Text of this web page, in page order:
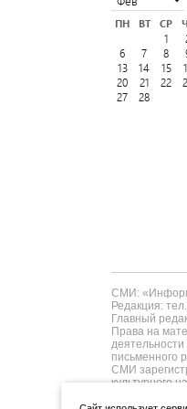
ПН ВТ СР
1
6
7 8
13
14 15
20
21 22
27
28
СМИ:
Редакция:
Главный
Права на
письменного
СМИ
культурного